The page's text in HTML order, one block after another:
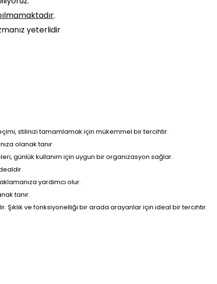
.
yeterlidir
stilinizi tamamlamak için mükemmel bir tercihtir.
olanak tanır.
günlük kullanım için uygun bir organizasyon sağlar.
yardımcı olur.
tanır.
Şıklık ve fonksiyonelliği bir arada arayanlar için ideal bir tercihtir.